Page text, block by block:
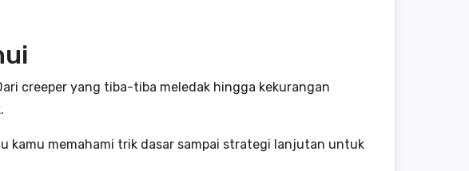
creeper yang tiba-tiba meledak hingga kekurangan
kamu memahami trik dasar sampai strategi lanjutan untuk